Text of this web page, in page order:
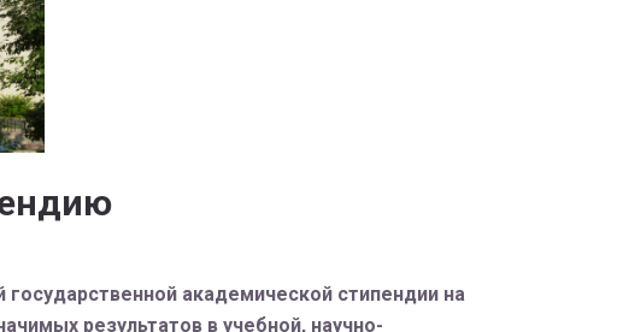
академической стипендии на
результатов в учебной, научно-